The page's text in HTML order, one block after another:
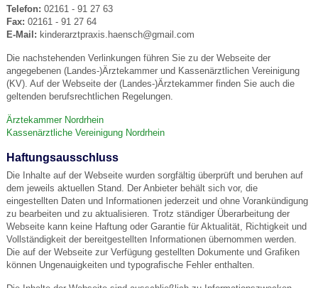
Telefon: 02161 - 91 27 63
Fax: 02161 - 91 27 64
E-Mail: kinderarztpraxis.haensch@gmail.com
Die nachstehenden Verlinkungen führen Sie zu der Webseite der
angegebenen (Landes-)Ärztekammer und Kassenärztlichen Vereinigung
(KV). Auf der Webseite der (Landes-)Ärztekammer finden Sie auch die
geltenden berufsrechtlichen Regelungen.
Ärztekammer Nordrhein
Kassenärztliche Vereinigung Nordrhein
Haftungsausschluss
Die Inhalte auf der Webseite wurden sorgfältig überprüft und beruhen auf
dem jeweils aktuellen Stand. Der Anbieter behält sich vor, die
eingestellten Daten und Informationen jederzeit und ohne Vorankündigung
zu bearbeiten und zu aktualisieren. Trotz ständiger Überarbeitung der
Webseite kann keine Haftung oder Garantie für Aktualität, Richtigkeit und
Vollständigkeit der bereitgestellten Informationen übernommen werden.
Die auf der Webseite zur Verfügung gestellten Dokumente und Grafiken
können Ungenauigkeiten und typografische Fehler enthalten.